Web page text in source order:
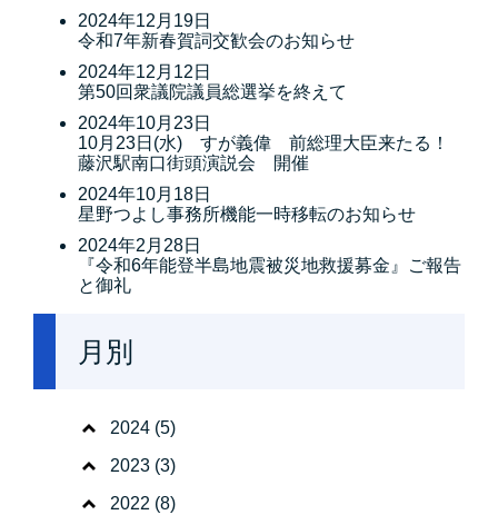
2024年12月19日
令和7年新春賀詞交歓会のお知らせ
2024年12月12日
第50回衆議院議員総選挙を終えて
2024年10月23日
10月23日(水) すが義偉 前総理大臣来たる！
藤沢駅南口街頭演説会 開催
2024年10月18日
星野つよし事務所機能一時移転のお知らせ
2024年2月28日
『令和6年能登半島地震被災地救援募金』ご報告
と御礼
月別
2024 (5)
2023 (3)
2022 (8)